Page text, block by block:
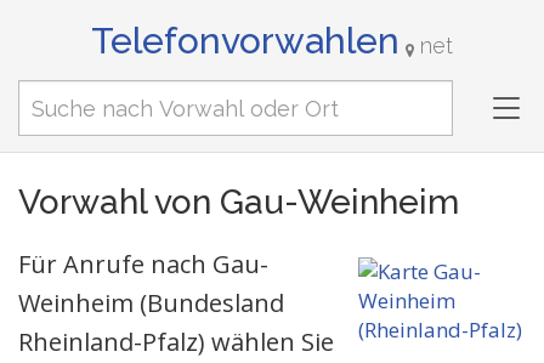
Telefonvorwahlen net
Vorwahl von Gau-Weinheim
Für Anrufe nach Gau-
Weinheim (Bundesland
Rheinland-Pfalz) wählen Sie